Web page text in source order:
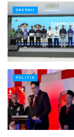
DAERAH
POLITIK